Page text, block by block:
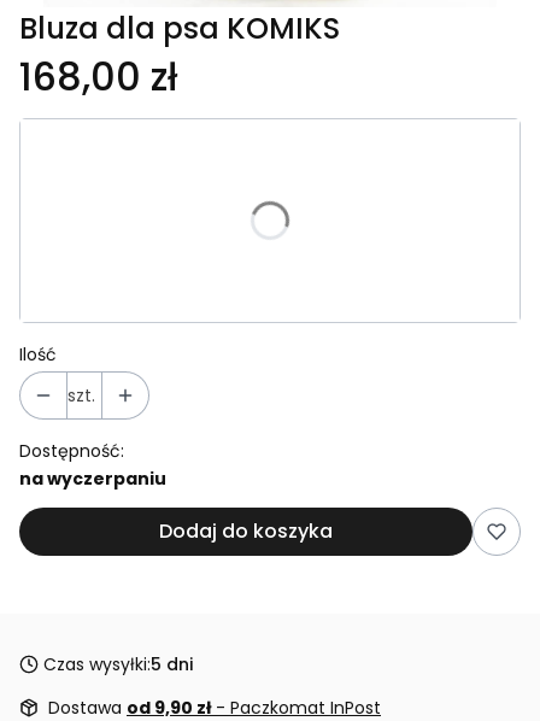
Bluza dla psa KOMIKS
168,00 zł
Ilość
szt.
Dostępność:
na wyczerpaniu
Dodaj do koszyka
Czas wysyłki:5 dni
Dostawa od 9,90 zł - Paczkomat InPost